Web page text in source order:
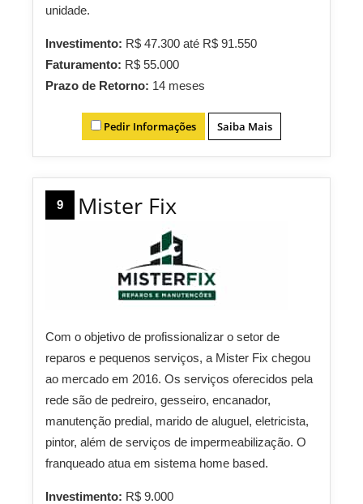
unidade.
Investimento: R$ 47.300 até R$ 91.550
Faturamento: R$ 55.000
Prazo de Retorno: 14 meses
Pedir Informações Saiba Mais
9 Mister Fix
Com o objetivo de profissionalizar o setor de
reparos e pequenos serviços, a Mister Fix chegou
ao mercado em 2016. Os serviços oferecidos pela
rede são de pedreiro, gesseiro, encanador,
manutenção predial, marido de aluguel, eletricista,
pintor, além de serviços de impermeabilização. O
franqueado atua em sistema home based.
Investimento: R$ 9.000